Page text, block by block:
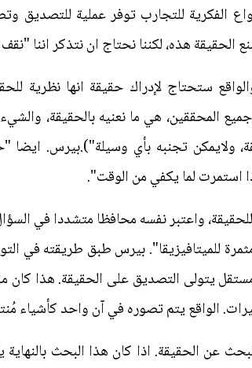
الفكرية للتجارب توفر عملية
هذه، لكننا نحتاج ان نتذكر اننا
ستحتاج لإدراك حقيقة انها نظرية
المحققين، هي ما نعنيه بالحقيقة،
ولايمكن تجنبه بأي وسيلة").بيرس. ايضا
استمرت لما يكفي من الوقت".
واعتبر نفسه محافظا متشددا في
للميتافيزيقا". بيرس طبق طريقته في
يتولى التصديق على الحقيقة. هذا كان
الواقع يتم تصوره في آن واحد كأشياء
عن الحقيقة. اذا كان هذا البحث